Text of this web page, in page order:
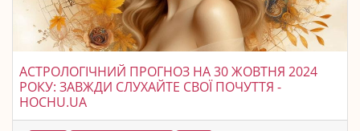
АСТРОЛОГІЧНИЙ ПРОГНОЗ НА 30 ЖОВТНЯ 2024
РОКУ: ЗАВЖДИ СЛУХАЙТЕ СВОЇ ПОЧУТТЯ -
HOCHU.UA